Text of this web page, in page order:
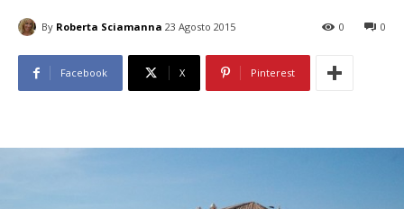
By Roberta Sciamanna 23 Agosto 2015 0
0
Facebook X Pinterest